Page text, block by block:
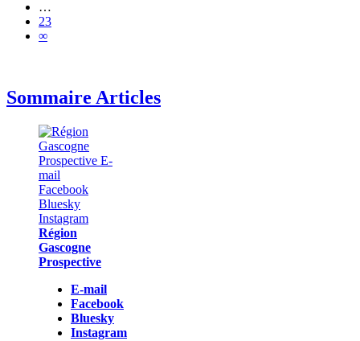
…
23
∞
Sommaire Articles
Région
Gascogne
Prospective
E-mail
Facebook
Bluesky
Instagram